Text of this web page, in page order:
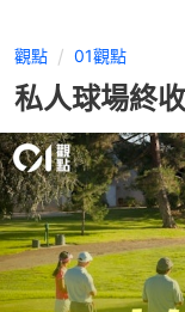
觀點 01觀點
私人球場終